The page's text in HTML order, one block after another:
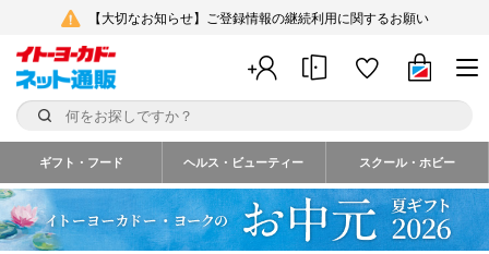
【大切なお知らせ】ご登録情報の継続利用に関するお願い
ギフト・フード ヘルス・ビューティー スクール・ホビー